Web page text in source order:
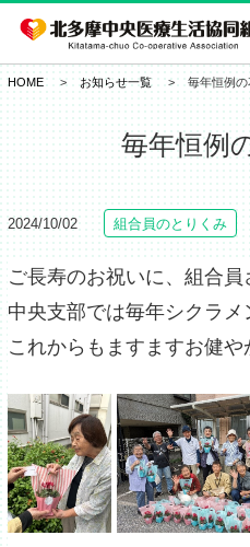
HOME お知らせ一覧 毎年恒例
毎年恒例
2024/10/02 組合員のとりくみ
ご長寿のお祝いに、組合員
中央支部では毎年シクラメ
これからもますますお健や